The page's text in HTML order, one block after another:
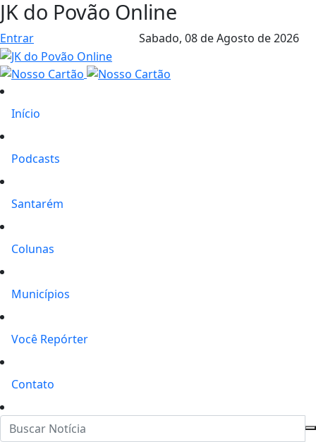
JK do Povão Online
Entrar Sabado, 08 de Agosto de 2026
Início
Podcasts
Santarém
Colunas
Municípios
Você Repórter
Contato